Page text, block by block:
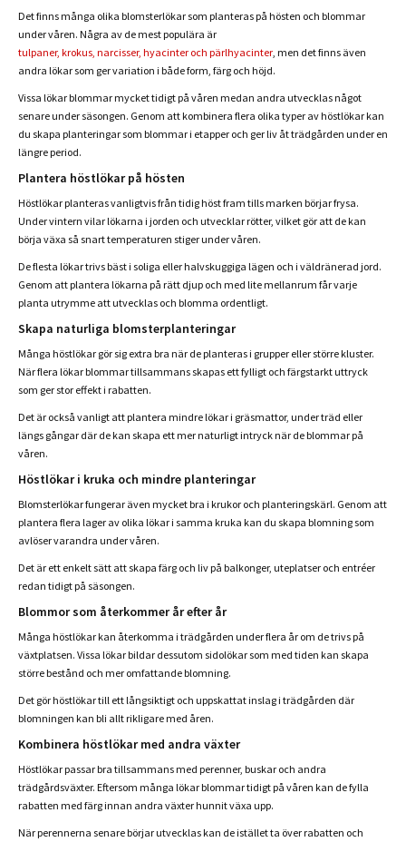
Det finns många olika blomsterlökar som planteras på hösten och blommar
under våren. Några av de mest populära är
tulpaner, krokus, narcisser, hyacinter och pärlhyacinter , men det finns även
andra lökar som ger variation i både form, färg och höjd.
Vissa lökar blommar mycket tidigt på våren medan andra utvecklas något
senare under säsongen. Genom att kombinera flera olika typer av höstlökar kan
du skapa planteringar som blommar i etapper och ger liv åt trädgården under en
längre period.
Plantera höstlökar på hösten
Höstlökar planteras vanligtvis från tidig höst fram tills marken börjar frysa.
Under vintern vilar lökarna i jorden och utvecklar rötter, vilket gör att de kan
börja växa så snart temperaturen stiger under våren.
De flesta lökar trivs bäst i soliga eller halvskuggiga lägen och i väldränerad jord.
Genom att plantera lökarna på rätt djup och med lite mellanrum får varje
planta utrymme att utvecklas och blomma ordentligt.
Skapa naturliga blomsterplanteringar
Många höstlökar gör sig extra bra när de planteras i grupper eller större kluster.
När flera lökar blommar tillsammans skapas ett fylligt och färgstarkt uttryck
som ger stor effekt i rabatten.
Det är också vanligt att plantera mindre lökar i gräsmattor, under träd eller
längs gångar där de kan skapa ett mer naturligt intryck när de blommar på
våren.
Höstlökar i kruka och mindre planteringar
Blomsterlökar fungerar även mycket bra i krukor och planteringskärl. Genom att
plantera flera lager av olika lökar i samma kruka kan du skapa blomning som
avlöser varandra under våren.
Det är ett enkelt sätt att skapa färg och liv på balkonger, uteplatser och entréer
redan tidigt på säsongen.
Blommor som återkommer år efter år
Många höstlökar kan återkomma i trädgården under flera år om de trivs på
växtplatsen. Vissa lökar bildar dessutom sidolökar som med tiden kan skapa
större bestånd och mer omfattande blomning.
Det gör höstlökar till ett långsiktigt och uppskattat inslag i trädgården där
blomningen kan bli allt rikligare med åren.
Kombinera höstlökar med andra växter
Höstlökar passar bra tillsammans med perenner, buskar och andra
trädgårdsväxter. Eftersom många lökar blommar tidigt på våren kan de fylla
rabatten med färg innan andra växter hunnit växa upp.
När perennerna senare börjar utvecklas kan de istället ta över rabatten och